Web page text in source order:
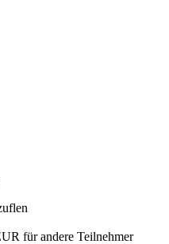
für andere Teilnehmer